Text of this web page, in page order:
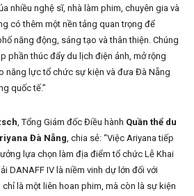
nhiều nghệ sĩ, nhà làm phim, chuyên gia và
có thêm một nền tảng quan trọng để
năng động, sáng tạo và thân thiện. Chúng
phần thúc đẩy du lịch điện ảnh, mở rộng
năng lực tổ chức sự kiện và đưa Đà Nẵng
quốc tế.”
, Tổng Giám đốc Điều hành Quần thể du
Đà Nẵng, chia sẻ: “Việc Ariyana tiếp
lựa chọn làm địa điểm tổ chức Lễ Khai
DANAFF IV là niềm vinh dự lớn đối với
là một liên hoan phim, mà còn là sự kiện